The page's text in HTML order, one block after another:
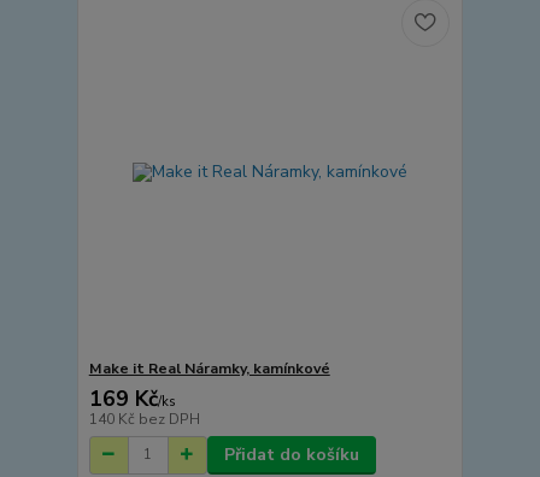
Make it Real Náramky, kamínkové
169 Kč/ks
140 Kč bez DPH
Přidat do košíku